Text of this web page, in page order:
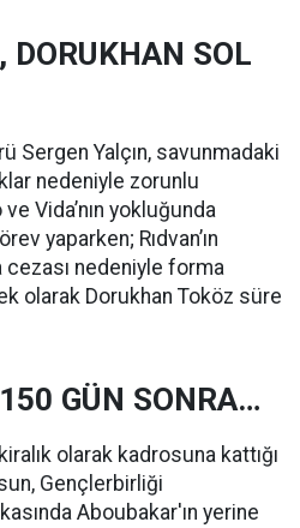
DORUKHAN SOL
Sergen Yalçın, savunmadaki
nedeniyle zorunlu
Vida’nın yokluğunda
yaparken; Rıdvan’ın
cezası nedeniyle forma
olarak Dorukhan Toköz süre
GÜN SONRA…
olarak kadrosuna kattığı
Gençlerbirliği
Aboubakar'ın yerine